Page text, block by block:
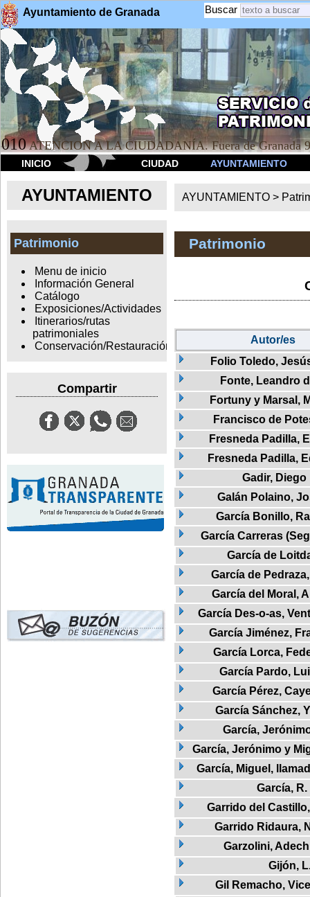
Ayuntamiento de Granada Buscar
010 ATENCION A LA CIUDADANÍA. Fuera de Granada
INICIO CIUDAD AYUNTAMIENTO
AYUNTAMIENTO
Patrimonio
Menu de inicio
Información General
Catálogo
Exposiciones/Actividades
Itinerarios/rutas
patrimoniales
Conservación/Restauración
Compartir
AYUNTAMIENTO >
Patrimonio
Autor/es
Folio Toledo,
Fonte, Leandro
Fortuny y Marsal,
Francisco de
Fresneda Padilla,
Fresneda Padilla,
Gadir, Diego
Galán Polaino,
García Bonillo,
García Carreras
García de
García de
García del Moral,
García Des-o-as,
García Jiménez,
García Lorca,
García Pardo,
García Pérez,
García Sánchez,
García,
García, Jerónimo y
García, Miguel,
García, R.
Garrido del
Garrido Ridaura,
Garzolini,
Gijón,
Gil Remacho,